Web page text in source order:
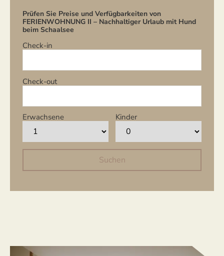
Prüfen Sie Preise und Verfügbarkeiten von
FERIENWOHNUNG II – Nachhaltiger Urlaub mit Hund
beim Schaalsee
Check-in
Check-out
Erwachsene Kinder